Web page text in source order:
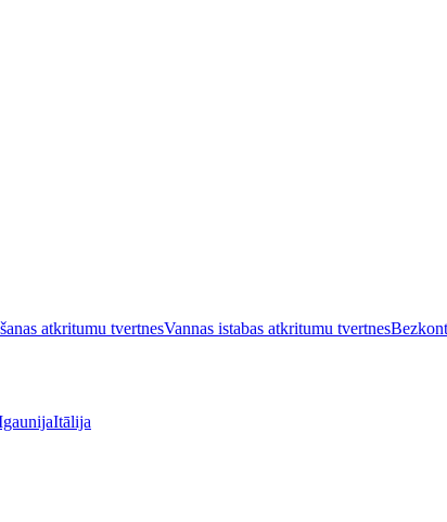
atkritumu tvertnesVannas istabas atkritumu tvertnes
Itālija